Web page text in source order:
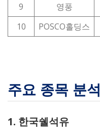
9
영풍
10
POSCO홀딩스
주요 종목 분석
1. 한국쉘석유